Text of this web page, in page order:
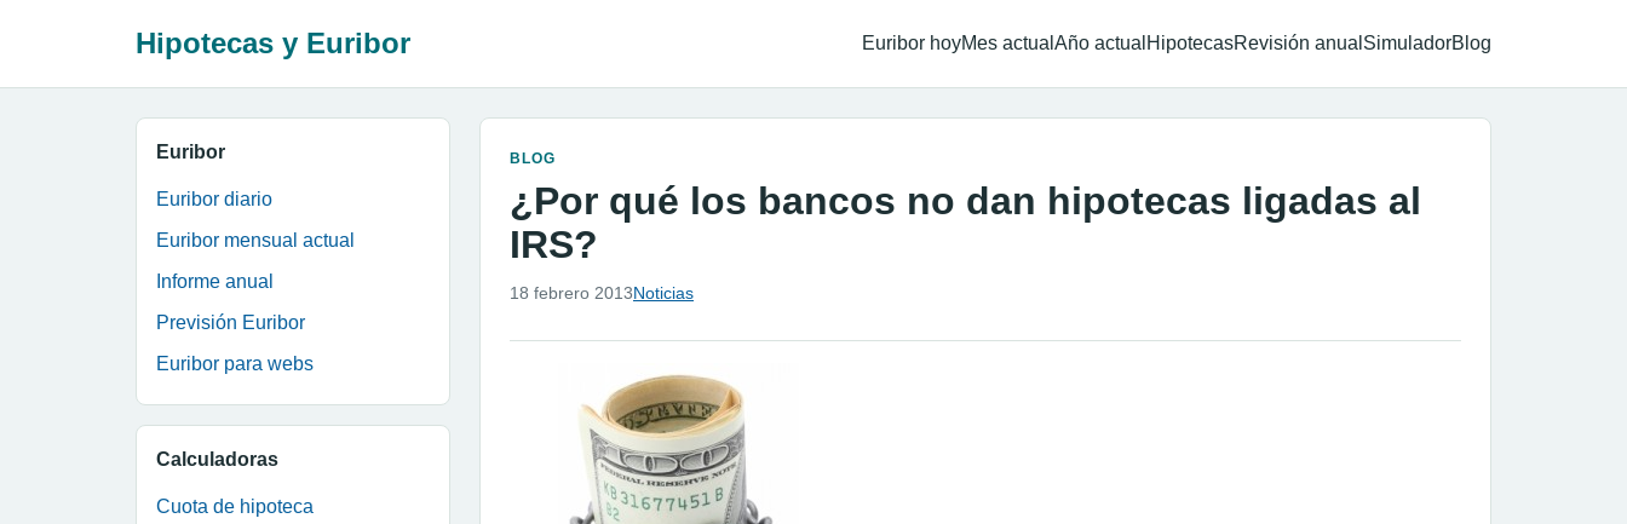
Hipotecas y Euribor Euribor hoyMes actual Año actual HipotecasRevisión anual SimuladorBlog
Euribor
Euribor diario
Euribor mensual actual
Informe anual
Previsión Euribor
Euribor para webs
Calculadoras
Cuota de hipoteca
BLOG
¿Por qué los bancos no dan hipotecas ligadas al
IRS?
18 febrero 2013Noticias